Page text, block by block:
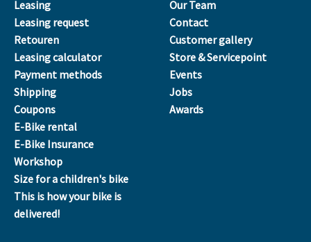
Leasing
Leasing request
Retouren
Leasing calculator
Payment methods
Shipping
Coupons
E-Bike rental
E-Bike Insurance
Workshop
Size for a children's bike
This is how your bike is
delivered!
Our Team
Contact
Customer gallery
Store & Servicepoint
Events
Jobs
Awards